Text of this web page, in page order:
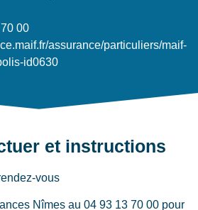
00
assurance/particuliers/maif-
id0630
et instructions
vous
Nîmes au 04 93 13 70 00 pour